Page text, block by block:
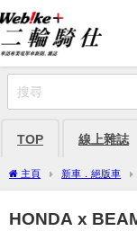
TOP 線上雜誌
主頁 新車．絕版車
CB1000F彩繪特仕版
HONDA x